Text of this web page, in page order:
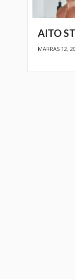
AITO
MARRAS 12,